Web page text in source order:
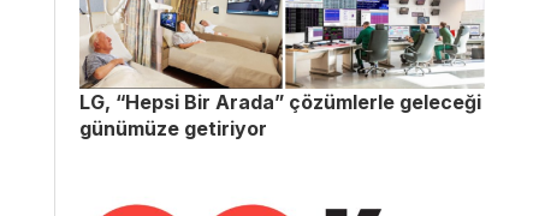
LG, “Hepsi Bir Arada” çözümlerle geleceği
günümüze getiriyor